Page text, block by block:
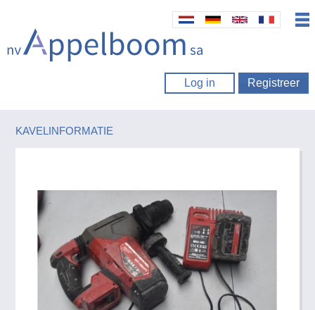
Log in Registreer
KAVELINFORMATIE